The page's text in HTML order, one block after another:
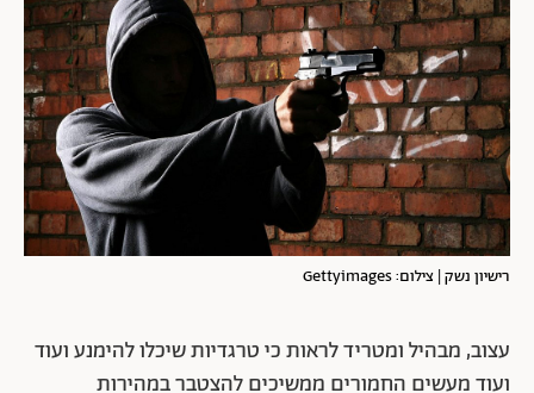
רישיון נשק | צילום: Gettyimages
עצוב, מבהיל ומטריד לראות כי טרגדיות שיכלו להימנע ועוד
ועוד מעשים החמורים ממשיכים להצטבר במהירות